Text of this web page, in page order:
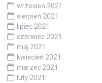
wrzesień 2021
sierpień 2021
lipiec 2021
czerwiec 2021
maj 2021
kwiecień 2021
marzec 2021
luty 2021